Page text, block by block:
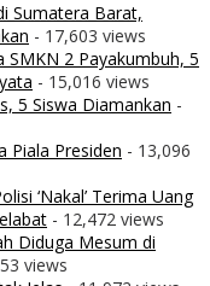
Sumatera Barat,
- 17,603 views
SMKN 2 Payakumbuh, 5
- 15,016 views
5 Siswa Diamankan -
Piala Presiden - 13,096
‘Nakal’ Terima Uang
- 12,472 views
Diduga Mesum di
views